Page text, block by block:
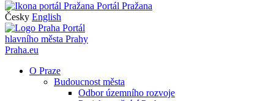
Portál Pražana
Česky English
Portál
hlavního města Prahy
Praha.eu
O Praze
Budoucnost města
Odbor územního rozvoje